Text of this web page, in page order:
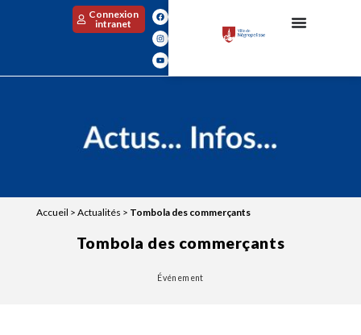
Connexion
intranet
Accueil > Actualités > Tombola des commerçants
Tombola des commerçants
Événement